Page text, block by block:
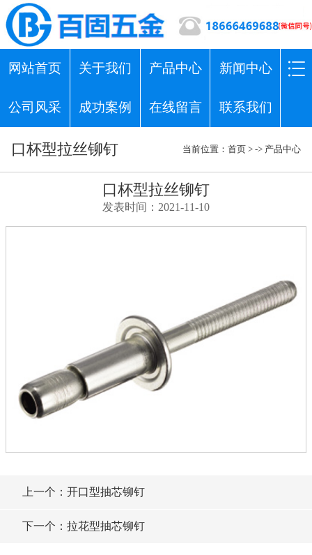
网站首页 关于我们 产品中心 新闻中心
公司风采 成功案例 在线留言 联系我们
口杯型拉丝铆钉 当前位置： 首页 > -> 产品中心
口杯型拉丝铆钉
发表时间：2021-11-10
上一个：开口型抽芯铆钉
下一个：拉花型抽芯铆钉